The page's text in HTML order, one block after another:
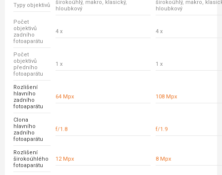
Typy objektivů
širokoúhlý, makro, klasický,
hloubkový
širokoúhlý, makro,
hloubkový
Počet
objektivů
zadního
fotoaparátu
4 x 4 x
Počet
objektivů
předního
fotoaparátu
1 x 1 x
Rozlišení
hlavního
zadního
fotoaparátu
64 Mpx 108 Mpx
Clona
hlavního
zadního
fotoaparátu
f/1.8 f/1.9
Rozlišení
širokoúhlého
fotoaparátu
12 Mpx 8 Mpx